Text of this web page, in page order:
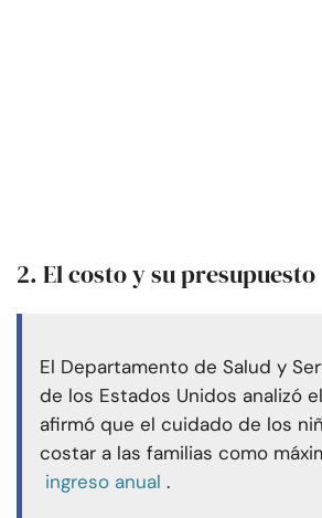
2. El costo y su presupuesto
El Departamento de Salud y
de los Estados Unidos analizó
afirmó que el cuidado de los
costar a las familias como
ingreso anual .